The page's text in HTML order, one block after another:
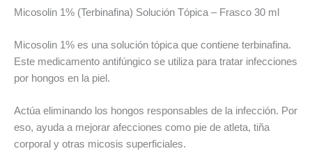
Micosolin 1% (Terbinafina) Solución Tópica – Frasco 30 ml
Micosolin 1% es una solución tópica que contiene terbinafina.
Este medicamento antifúngico se utiliza para tratar infecciones
por hongos en la piel.
Actúa eliminando los hongos responsables de la infección. Por
eso, ayuda a mejorar afecciones como pie de atleta, tiña
corporal y otras micosis superficiales.